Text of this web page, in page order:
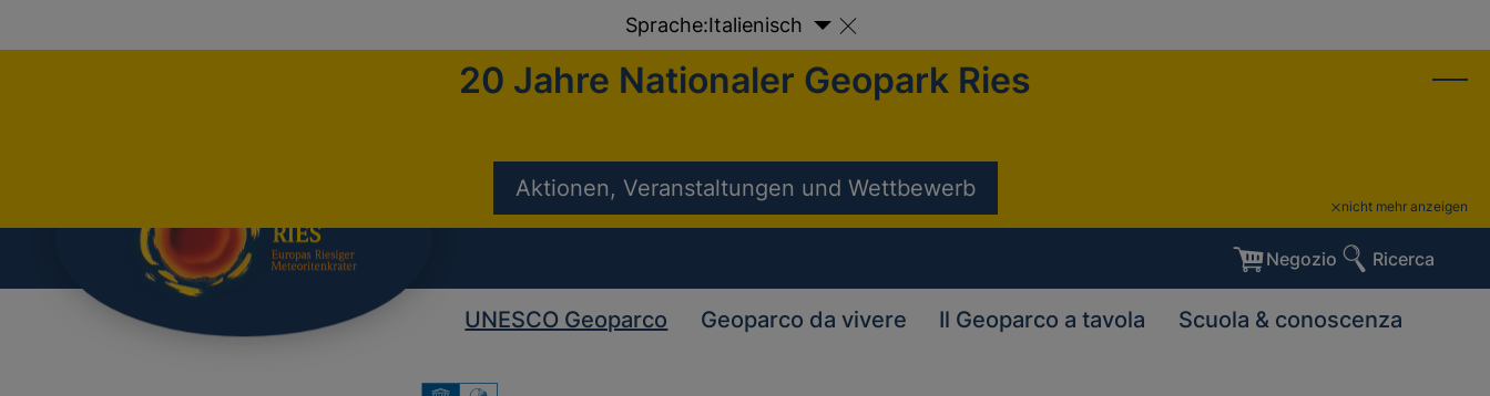
Sprache:Italienisch
20 Jahre Nationaler Geopark Ries
Aktionen, Veranstaltungen und Wettbewerb
nicht mehr anzeigen
Negozio Ricerca
UNESCO Geoparco Geoparco da vivere Il Geoparco a tavola Scuola & conoscenza